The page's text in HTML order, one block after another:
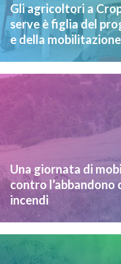
Gli agricoltori a
serve è figlia del
e della mobilitazione
Una giornata di
contro l’abbandono
incendi